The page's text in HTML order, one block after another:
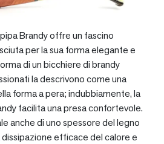
Brandy offre un fascino
per la sua forma elegante e
di un bicchiere di brandy
la descrivono come una
forma a pera; indubbiamente, la
facilita una presa confortevole.
anche di uno spessore del legno
efficace del calore e